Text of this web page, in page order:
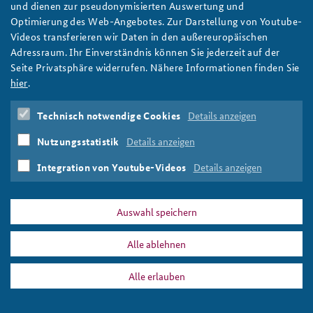
Anfahrt
Freundeskreis
Deutsches Forum Sicherheitspolitik
Arbeitskreis "Junge Sicherheitspolitiker"
Das Sicherheitspolitische Gespräch an der BAKS
Studierendenkonferenz Sicherheitspolitik gestalten
Newsletter-Archiv
Der Soziologe und Migrationsforscher Gerald Knaus nahm den
Preis am 28. Oktober im Historischen Saal der BAKS persönlich
entgegen. Die frühere US-Außenministerin Madeleine Albright
würdigte den Preisträger in einer Laudatio per Video. Foto:
BAKS/Adamzik
weiter
Karl-Carstens-Preis,Freundeskreis BAKS,Gerald Knaus
Madeleine Albright
PRESSE DATENSCHUTZ IMPRESSUM FAQ
Madeleine Albright Drucken
und dienen zur pseudonymisierten Auswertung und
Optimierung des Web-Angebotes. Zur Darstellung von Youtube-
Videos transferieren wir Daten in den außereuropäischen
Adressraum. Ihr Einverständnis können Sie jederzeit auf der
Seite Privatsphäre widerrufen. Nähere Informationen finden Sie
hier.
Technisch notwendige Cookies Details anzeigen
Nutzungsstatistik Details anzeigen
Integration von Youtube-Videos Details anzeigen
Auswahl speichern
Alle ablehnen
Alle erlauben